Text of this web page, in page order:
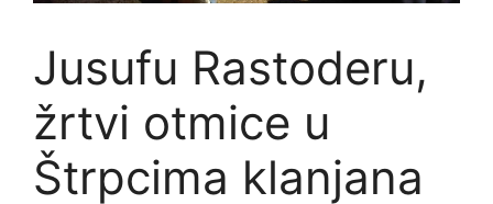
Jusufu Rastoderu,
žrtvi otmice u
Štrpcima klanjana